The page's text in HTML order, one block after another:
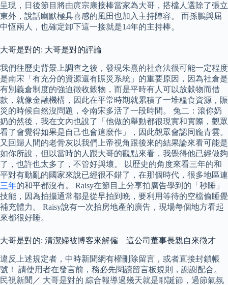
呈現，日後節目將由庹宗康接棒當家為大哥，搭檔人選除了張立
東外，說話幽默極具喜感的風田也加入主持陣容。 而孫鵬與屈
中恆兩人，也確定卸下這一接就是14年的主持棒。
大哥是對的: 大哥是對的評論
我們往歷史背景上調查之後，發現朱熹的社倉法很可能一定程度
是南宋「有充分的資源還有賑災系統」的重要原因，因為社倉是
有別義倉制度的強迫徵收穀物，而是平時有人可以放穀物而借
款，就像金融機構，因此在平常時期就累積了一堆糧食資源，賑
災的時候自然沒問題，令南宋多活了一段時間。 兔二：滾你奶
奶的然後，我在文內也說了「他做的舉動都很現實和實際，觀眾
看了會覺得如果是自己也會這麼作」，因此觀眾會認同龐青雲。
又回歸人間的老骨灰以我們上帝視角跟後來的結果論來看可能是
如你所說，但以當時的人跟大哥的觀點來看，我覺得他已經做夠
了，也許也太多了，不管好與壞。 以歴史的角度來看三年的和
平對有動亂的國家來說已經很不錯了，在那個時代，很多地區連
三年的和平都沒有。 Raisy在節目上分享拍廣告學到的「秒睡」
技能，因為拍攝通常都是從早拍到晚，要利用等待的空檔偷睡覺
補充體力。 Raisy說有一次拍房地產的廣告，現場每個地方看起
來都很好睡。
大哥是對的: 清潔婦被博客來解僱 這公司董事長親自來徵才
違反上述規定者，中時新聞網有權刪除留言，或者直接封鎖帳
號！ 請使用者在發言前，務必先閱讀留言板規則，謝謝配合。
民視新聞／ 大哥是對的 綜合報導過幾天就是耶誕節，過節氣氛